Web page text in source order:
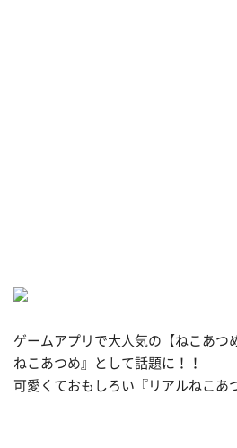
ゲームアプリで大人気の【ねこあつ
ねこあつめ』として話題に！！
可愛くておもしろい『リアルねこあ